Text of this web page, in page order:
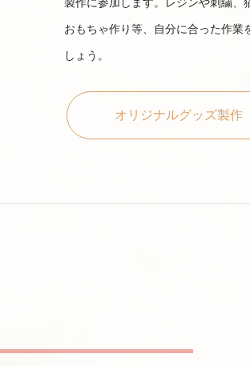
おもちゃ作り等、自分に合った作業
しょう。
オリジナルグッズ製作